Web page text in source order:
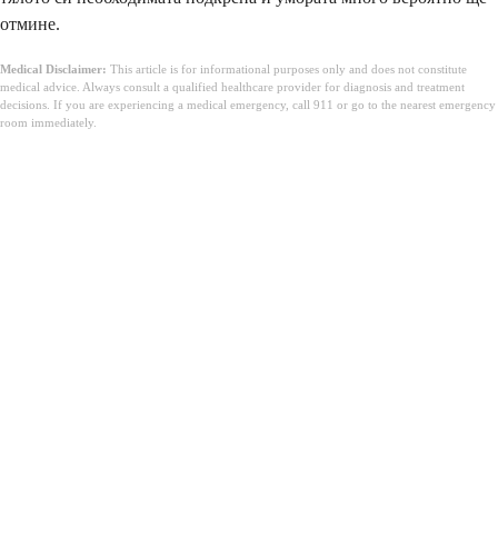
отмине.
Medical Disclaimer: This article is for informational purposes only and does not constitute
medical advice. Always consult a qualified healthcare provider for diagnosis and treatment
decisions. If you are experiencing a medical emergency, call 911 or go to the nearest emergency
room immediately.